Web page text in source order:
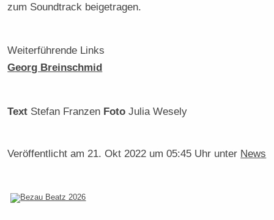
zum Soundtrack beigetragen.
Weiterführende Links
Georg Breinschmid
Text Stefan Franzen Foto Julia Wesely
Veröffentlicht am 21. Okt 2022 um 05:45 Uhr unter News